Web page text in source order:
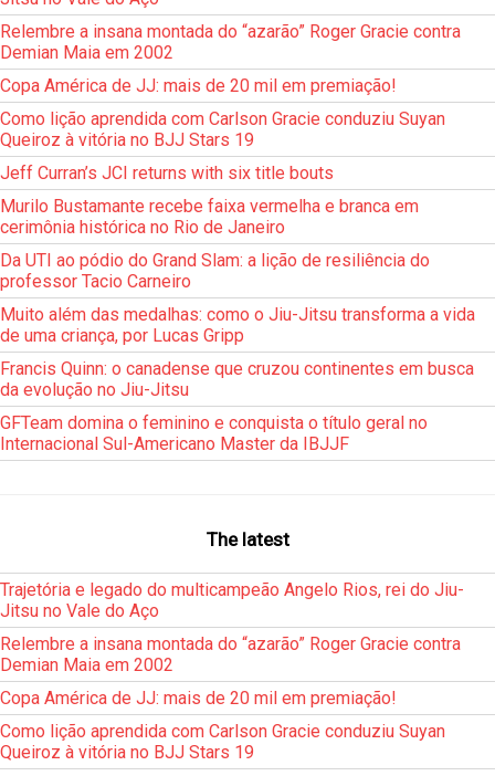
Relembre a insana montada do “azarão” Roger Gracie contra
Demian Maia em 2002
Copa América de JJ: mais de 20 mil em premiação!
Como lição aprendida com Carlson Gracie conduziu Suyan
Queiroz à vitória no BJJ Stars 19
Jeff Curran’s JCI returns with six title bouts
Murilo Bustamante recebe faixa vermelha e branca em
cerimônia histórica no Rio de Janeiro
Da UTI ao pódio do Grand Slam: a lição de resiliência do
professor Tacio Carneiro
Muito além das medalhas: como o Jiu-Jitsu transforma a vida
de uma criança, por Lucas Gripp
Francis Quinn: o canadense que cruzou continentes em busca
da evolução no Jiu-Jitsu
GFTeam domina o feminino e conquista o título geral no
Internacional Sul-Americano Master da IBJJF
The latest
Trajetória e legado do multicampeão Angelo Rios, rei do Jiu-
Jitsu no Vale do Aço
Relembre a insana montada do “azarão” Roger Gracie contra
Demian Maia em 2002
Copa América de JJ: mais de 20 mil em premiação!
Como lição aprendida com Carlson Gracie conduziu Suyan
Queiroz à vitória no BJJ Stars 19